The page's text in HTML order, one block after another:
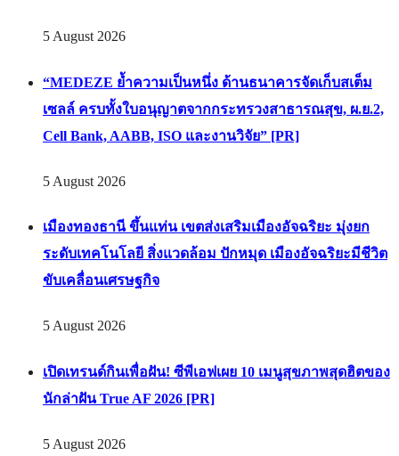
5 August 2026
“MEDEZE ย้ำความเป็นหนึ่ง ด้านธนาคารจัดเก็บสเต็ม
เซลล์ ครบทั้งใบอนุญาตจากกระทรวงสาธารณสุข, ผ.ย.2,
Cell Bank, AABB, ISO และงานวิจัย” [PR]
5 August 2026
เมืองทองธานี ขึ้นแท่น เขตส่งเสริมเมืองอัจฉริยะ มุ่งยก
ระดับเทคโนโลยี สิ่งแวดล้อม ปักหมุด เมืองอัจฉริยะมีชีวิต
ขับเคลื่อนเศรษฐกิจ
5 August 2026
เปิดเทรนด์กินเพื่อฝัน! ซีพีเอฟเผย 10 เมนูสุขภาพสุดฮิตของ
นักล่าฝัน True AF 2026 [PR]
5 August 2026